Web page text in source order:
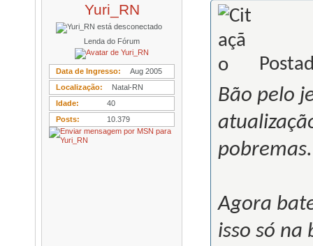
Yuri_RN
Lenda do Fórum
Data de Ingresso
Aug 2005
Localização
Natal-RN
Idade
40
Posts
10.379
Bão pelo
Agora
isso só na